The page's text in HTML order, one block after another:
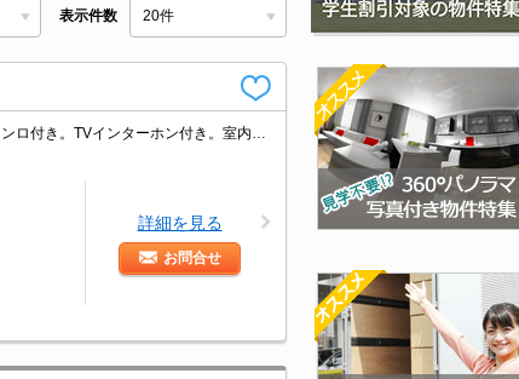
表示件数
詳細を見る
お問合せ